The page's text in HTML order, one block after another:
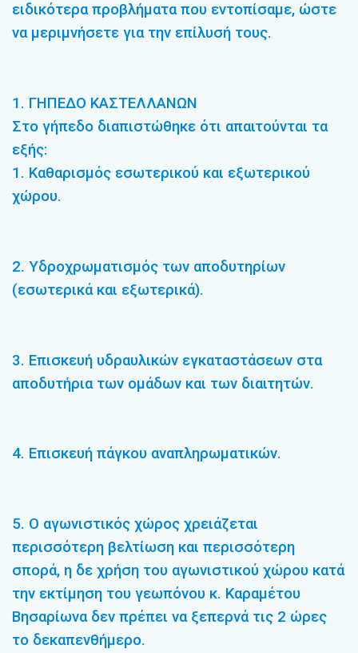
ειδικότερα προβλήματα που εντοπίσαμε, ώστε
να μεριμνήσετε για την επίλυσή τους.
1. ΓΗΠΕΔΟ ΚΑΣΤΕΛΛΑΝΩΝ
Στο γήπεδο διαπιστώθηκε ότι απαιτούνται τα
εξής:
1. Καθαρισμός εσωτερικού και εξωτερικού
χώρου.
2. Υδροχρωματισμός των αποδυτηρίων
(εσωτερικά και εξωτερικά).
3. Επισκευή υδραυλικών εγκαταστάσεων στα
αποδυτήρια των ομάδων και των διαιτητών.
4. Επισκευή πάγκου αναπληρωματικών.
5. Ο αγωνιστικός χώρος χρειάζεται
περισσότερη βελτίωση και περισσότερη
σπορά, η δε χρήση του αγωνιστικού χώρου κατά
την εκτίμηση του γεωπόνου κ. Καραμέτου
Βησαρίωνα δεν πρέπει να ξεπερνά τις 2 ώρες
το δεκαπενθήμερο.